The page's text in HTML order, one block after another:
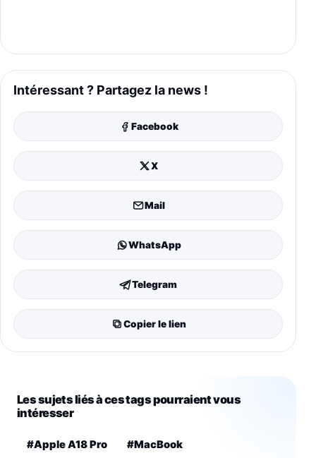
Intéressant ? Partagez la news !
Facebook
X
Mail
WhatsApp
Telegram
Copier le lien
Les sujets liés à ces tags pourraient vous
intéresser
#Apple A18 Pro #MacBook